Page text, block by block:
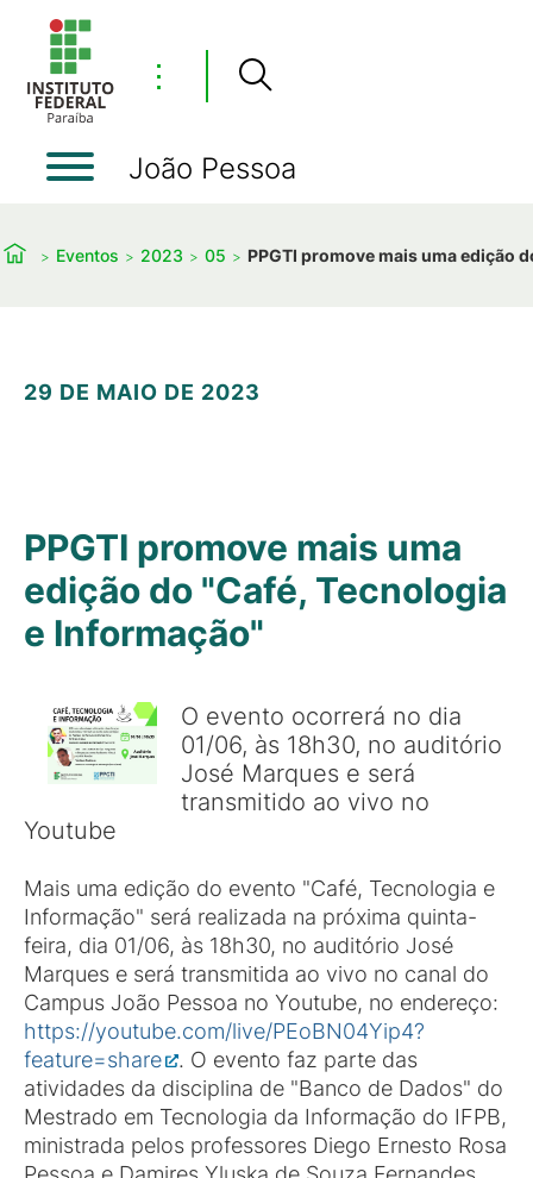
⋮
João Pessoa
Eventos 2023 05 PPGTI promove mais uma edição
29 DE MAIO DE 2023
PPGTI promove mais uma
edição do "Café, Tecnologia
e Informação"
O evento ocorrerá no dia
01/06, às 18h30, no auditório
José Marques e será
transmitido ao vivo no
Youtube
Mais uma edição do evento "Café, Tecnologia e
Informação" será realizada na próxima quinta-
feira, dia 01/06, às 18h30, no auditório José
Marques e será transmitida ao vivo no canal do
Campus João Pessoa no Youtube, no endereço:
https://youtube.com/live/PEoBN04Yip4?
feature=share
. O evento faz parte das
atividades da disciplina de "Banco de Dados" do
Mestrado em Tecnologia da Informação do IFPB,
ministrada pelos professores Diego Ernesto Rosa